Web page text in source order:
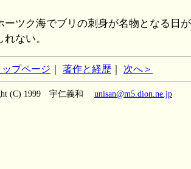
ーツク海でブリの刺身が名物となる日
ない。
ップページ 著作と経歴 次へ＞
(C) 1999 宇仁義和 unisan@m5.dion.ne.jp